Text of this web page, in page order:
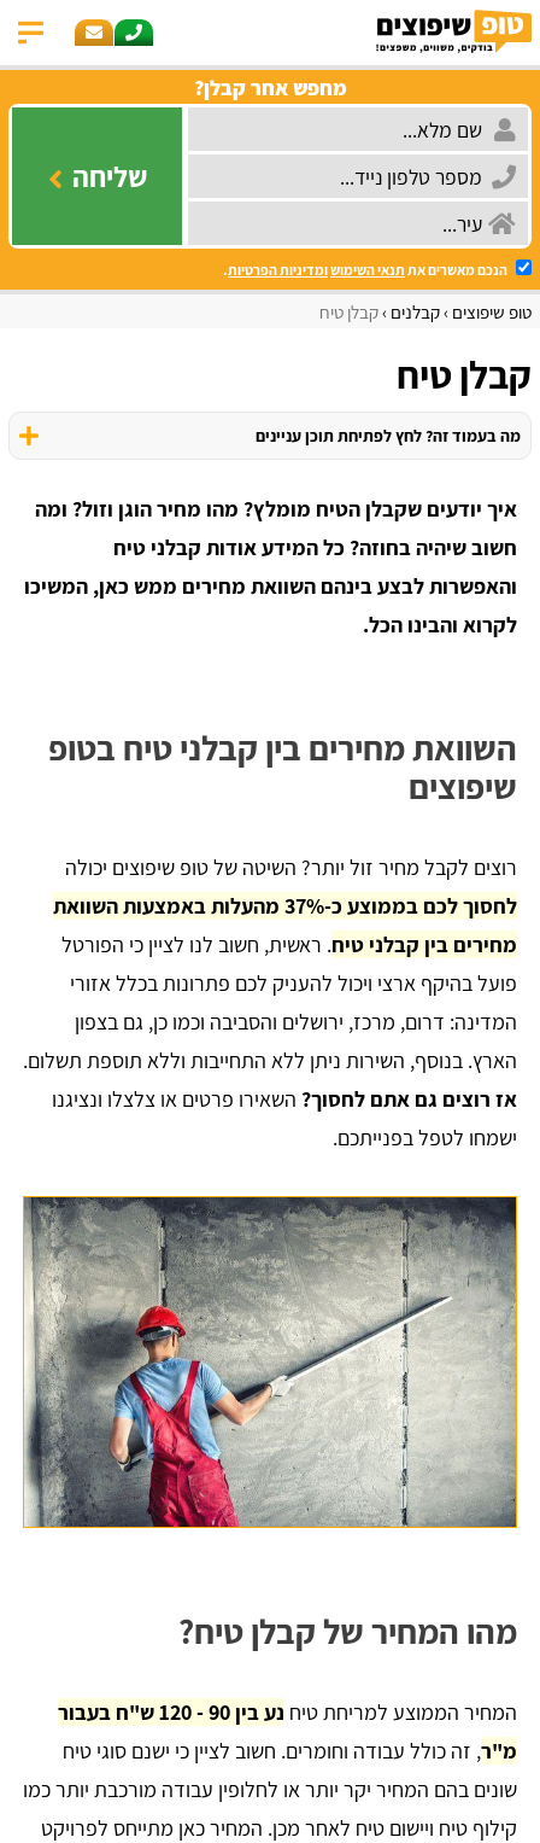
מחפש אחר קבלן?
שליחה
הנכם מאשרים את תנאי השימושומדיניות הפרטיות.
טופ שיפוצים קבלנים קבלן טיח
קבלן טיח
מה בעמוד זה? לחץ לפתיחת תוכן עניינים
איך יודעים שקבלן הטיח מומלץ? מהו מחיר הוגן וזול? ומה
חשוב שיהיה בחוזה? כל המידע אודות קבלני טיח
והאפשרות לבצע בינהם השוואת מחירים ממש כאן, המשיכו
לקרוא והבינו הכל.
השוואת מחירים בין קבלני טיח בטופ
שיפוצים
רוצים לקבל מחיר זול יותר? השיטה של טופ שיפוצים יכולה
לחסוך לכם בממוצע כ-37% מהעלות באמצעות השוואת
מחירים בין קבלני טיח. ראשית, חשוב לנו לציין כי הפורטל
פועל בהיקף ארצי ויכול להעניק לכם פתרונות בכלל אזורי
המדינה: דרום, מרכז, ירושלים והסביבה וכמו כן, גם בצפון
הארץ. בנוסף, השירות ניתן ללא התחייבות וללא תוספת תשלום.
אז רוצים גם אתם לחסוך? השאירו פרטים או צלצלו ונציגנו
ישמחו לטפל בפנייתכם.
מהו המחיר של קבלן טיח?
המחיר הממוצע למריחת טיח
נע בין 90 - 120 ש"ח בעבור
מ"ר, זה כולל עבודה וחומרים. חשוב לציין כי ישנם סוגי טיח
שונים בהם המחיר יקר יותר או לחלופין עבודה מורכבת יותר כמו
קילוף טיח ויישום טיח לאחר מכן. המחיר כאן מתייחס לפרויקט